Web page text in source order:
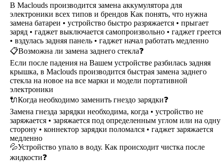
В Maclouds производится замена аккумулятора для
электроники всех типов и брендов Как понять, что нужна
замена батареи • устройство быстро разряжается • прыгает
заряд • гаджет выключается самопроизвольно • гаджет греется
• вздулась задняя панель • гаджет начал работать медленно
📋Возможна ли замена заднего стекла❓
Если после падения на Вашем устройстве разбилась задняя
крышка, в Maclouds производится быстрая замена заднего
стекла на новое на все марки и модели портативной
электроники
🔌Когда необходимо заменить гнездо зарядки❓
Замена гнезда зарядки необходима, когда • устройство не
заряжается • заряжается под определенным углом или на одну
сторону • коннектор зарядки поломался • гаджет заряжается
медленно
💦Устройство упало в воду. Как происходит чистка после
жидкости❓